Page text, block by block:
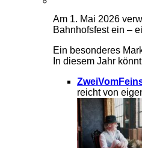
Am 1. Mai 2026
Bahnhofsfest ein –
Ein besonderes
In diesem Jahr
reicht von